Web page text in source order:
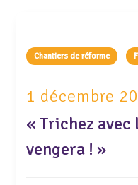
Chantiers de réforme
1 décembre
« Trichez avec
vengera ! »